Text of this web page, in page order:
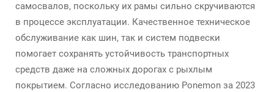
самосвалов, поскольку их рамы сильно скручиваются
в процессе эксплуатации. Качественное техническое
обслуживание как шин, так и систем подвески
помогает сохранять устойчивость транспортных
средств даже на сложных дорогах с рыхлым
покрытием. Согласно исследованию Ponemon за 2023